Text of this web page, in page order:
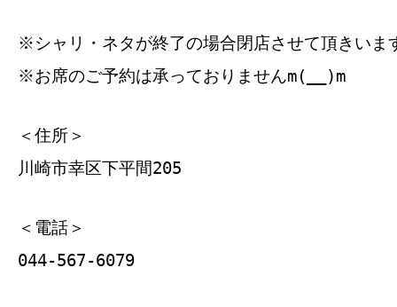
※シャリ・ネタが終了の場合閉店させて頂きいま
※お席のご予約は承っておりませんm(__)m
＜住所＞
川崎市幸区下平間205
＜電話＞
044-567-6079